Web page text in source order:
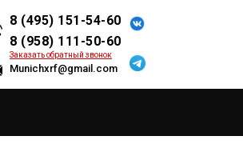
Заказать обратный звонок
8 (958) 111-50-60
8 (495) 151-54-60
Munichxrf@gmail.com